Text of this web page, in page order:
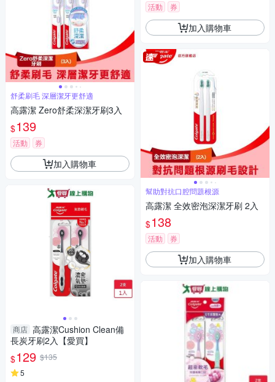
舒柔刷毛 深層潔牙更舒適
高露潔 Zero舒柔深潔牙刷3入
$139
活動 券
加入購物車
商店 高露潔Cushion Clean備
長炭牙刷2入【愛買】
$129 $135
5
活動 券
加入購物車
幫助對抗口腔問題根源
高露潔 全效密泡深潔牙刷 2入
$138
活動 券
加入購物車